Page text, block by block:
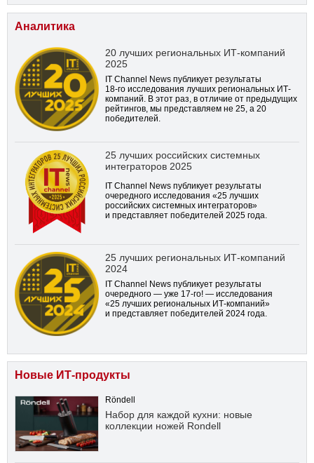
Аналитика
20 лучших региональных ИТ-компаний
2025
IT Channel News публикует результаты
18-го исследования лучших региональных ИТ-
компаний. В этот раз, в отличие от предыдущих
рейтингов, мы представляем не 25, а 20
победителей.
25 лучших российских системных
интеграторов 2025
IT Channel News публикует результаты
очередного исследования «25 лучших
российских системных интеграторов»
и представляет победителей 2025 года.
25 лучших региональных ИТ-компаний
2024
IT Channel News публикует результаты
очередного — уже 17-го! — исследования
«25 лучших региональных ИТ-компаний»
и представляет победителей 2024 года.
Новые ИТ-продукты
Röndell
Набор для каждой кухни: новые
коллекции ножей Rondell